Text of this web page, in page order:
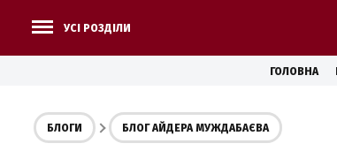
УСІ РОЗДІЛИ
ГОЛОВНА
БЛОГИ БЛОГ АЙДЕРА МУЖДАБАЄВА